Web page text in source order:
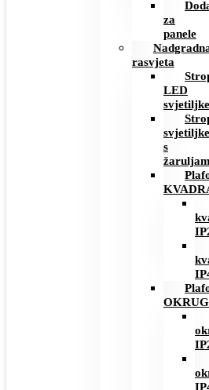
za
panele
rasvjeta
LED
svjetiljke
svjetiljke
s